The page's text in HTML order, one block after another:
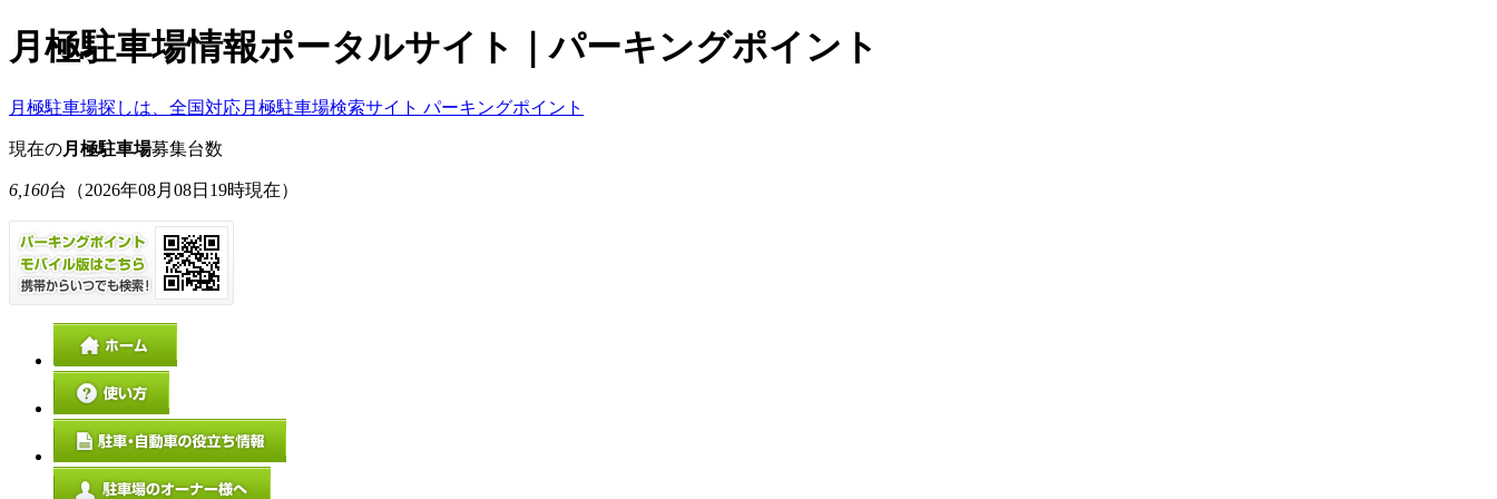
月極駐車場情報ポータルサイト｜パーキングポイント
月極駐車場探しは、全国対応月極駐車場検索サイト パーキングポイント
現在の月極駐車場募集台数
6,160台 （2026年08月08日19時現在）